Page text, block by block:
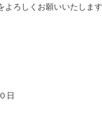
ろしくお願いいたしま
日